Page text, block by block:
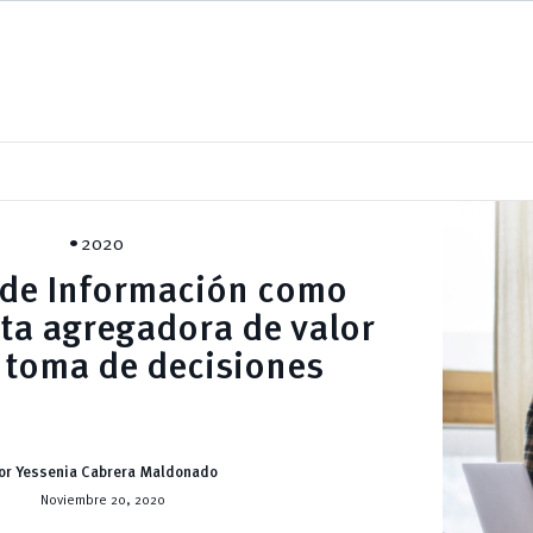
2020
Información como
agregadora de valor
de decisiones
Yessenia Cabrera Maldonado
Noviembre 20, 2020